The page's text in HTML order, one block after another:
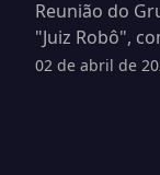
Reunião do
"Juiz Robô",
02 de abril de